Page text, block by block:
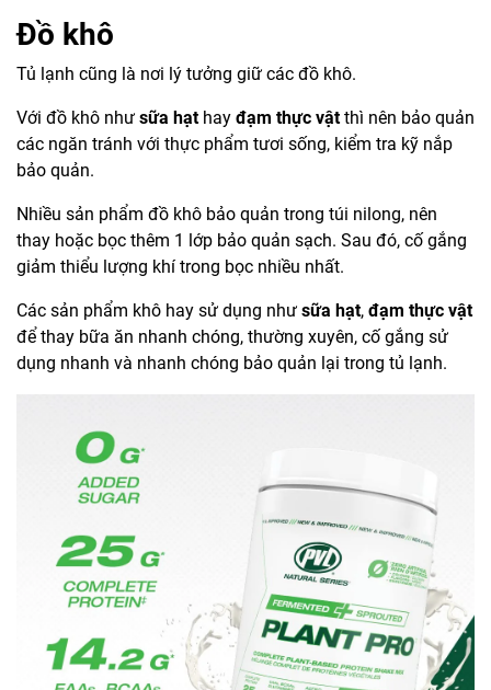
Đồ khô
Tủ lạnh cũng là nơi lý tưởng giữ các đồ khô.
Với đồ khô như sữa hạthay đạm thực vậtthì nên bảo quản
các ngăn tránh với thực phẩm tươi sống, kiểm tra kỹ nắp
bảo quản.
Nhiều sản phẩm đồ khô bảo quản trong túi nilong, nên
thay hoặc bọc thêm 1 lớp bảo quản sạch. Sau đó, cố gắng
giảm thiểu lượng khí trong bọc nhiều nhất.
Các sản phẩm khô hay sử dụng như sữa hạt, đạm thực vật
để thay bữa ăn nhanh chóng, thường xuyên, cố gắng sử
dụng nhanh và nhanh chóng bảo quản lại trong tủ lạnh.